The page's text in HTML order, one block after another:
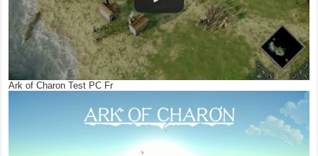
Ark of Charon Test PC Fr